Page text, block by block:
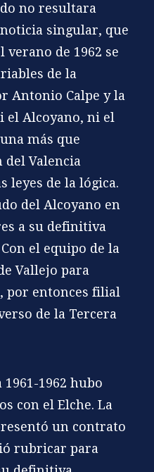
no resultara
singular, que
de 1962 se
de la
Antonio Calpe y la
el Alcoyano, ni el
más que
del Valencia
leyes de la lógica.
del Alcoyano en
a su definitiva
el equipo de la
Vallejo para
por entonces filial
de la Tercera
1962 hubo
con el Elche. La
un contrato
rubricar para